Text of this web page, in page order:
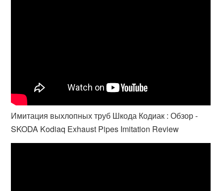
Имитация выхлопных труб Шкода Кодиак : Обзор -
SKODA Kodiaq Exhaust Pipes Imitation Review